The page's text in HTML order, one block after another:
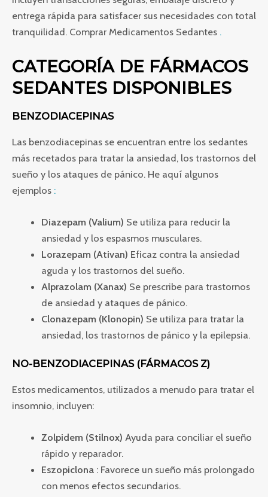
entrega rápida para satisfacer sus necesidades con total
tranquilidad. Comprar Medicamentos Sedantes .
CATEGORÍA DE FÁRMACOS
SEDANTES DISPONIBLES
BENZODIACEPINAS
Las benzodiacepinas se encuentran entre los sedantes
más recetados para tratar la ansiedad, los trastornos del
sueño y los ataques de pánico. He aquí algunos
ejemplos :
Diazepam (Valium) Se utiliza para reducir la
ansiedad y los espasmos musculares.
Lorazepam (Ativan) Eficaz contra la ansiedad
aguda y los trastornos del sueño.
Alprazolam (Xanax) Se prescribe para trastornos
de ansiedad y ataques de pánico.
Clonazepam (Klonopin) Se utiliza para tratar la
ansiedad, los trastornos de pánico y la epilepsia.
NO-BENZODIACEPINAS (FÁRMACOS Z)
Estos medicamentos, utilizados a menudo para tratar el
insomnio, incluyen:
Zolpidem (Stilnox) Ayuda para conciliar el sueño
rápido y reparador.
Eszopiclona : Favorece un sueño más prolongado
con menos efectos secundarios.